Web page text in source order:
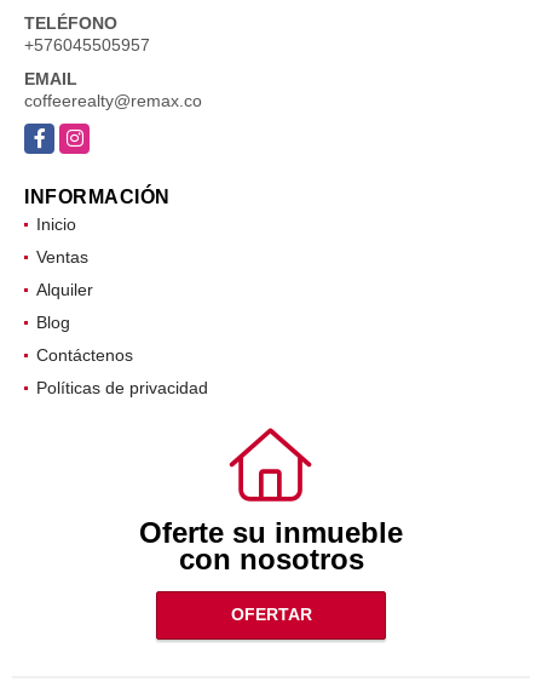
TELÉFONO
+576045505957
EMAIL
coffeerealty@remax.co
FacebookInstagram
INFORMACIÓN
Inicio
Ventas
Alquiler
Blog
Contáctenos
Políticas de privacidad
Oferte su inmueble
con nosotros
OFERTAR